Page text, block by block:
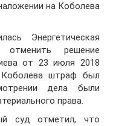
на Коболева
Энергетическая
решение
от 23 июля 2018
штраф был
дела были
права.
суд отметил, что